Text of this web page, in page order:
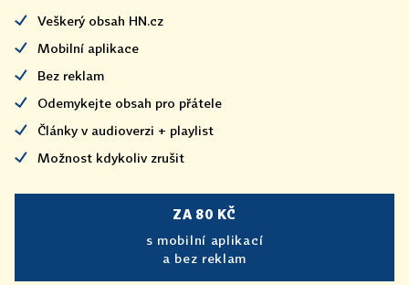
Veškerý obsah HN.cz
Mobilní aplikace
Bez reklam
Odemykejte obsah pro přátele
Články v audioverzi + playlist
Možnost kdykoliv zrušit
ZA 80 KČ
s mobilní aplikací
a bez reklam